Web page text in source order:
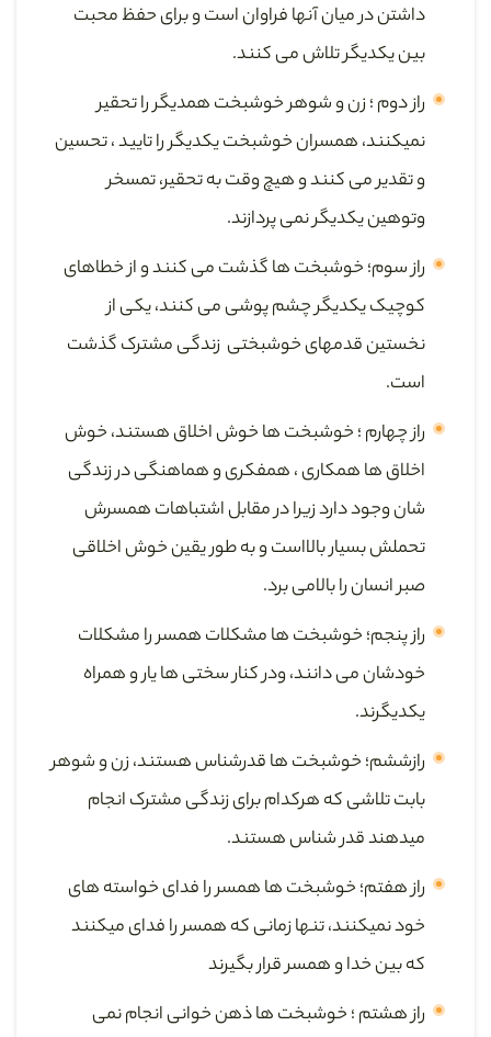
داشتن در میان آنها فراوان است و برای حفظ محبت
بین یکدیگر تلاش می کنند.
راز دوم ؛ زن و شوهر خوشبخت همدیگر را تحقیر
نمیکنند، همسران خوشبخت یکدیگر را تایید ، تحسین
و تقدیر می کنند و هیچ وقت به تحقیر، تمسخر
وتوهین یکدیگر نمی پردازند.
راز سوم؛ خوشبخت ها گذشت می کنند و از خطاهای
کوچیک یکدیگر چشم پوشی می کنند، یکی از
نخستین قدمهای خوشبختی زندگی مشترک گذشت
است.
راز چهارم ؛ خوشبخت ها خوش اخلاق هستند، خوش
اخلاق ها همکاری ، همفکری و هماهنگی در زندگی
شان وجود دارد زیرا در مقابل اشتباهات همسرش
تحملش بسیار بالااست و به طور یقین خوش اخلاقی
صبر انسان را بالامی برد.
راز پنجم؛ خوشبخت ها مشکلات همسر را مشکلات
خودشان می دانند، ودر کنار سختی ها یار و همراه
یکدیگرند.
رازششم؛ خوشبخت ها قدرشناس هستند، زن و شوهر
بابت تلاشی که هرکدام برای زندگی مشترک انجام
میدهند قدر شناس هستند.
راز هفتم؛ خوشبخت ها همسر را فدای خواسته های
خود نمیکنند، تنها زمانی که همسر را فدای میکنند
که بین خدا و همسر قرار بگیرند
راز هشتم ؛ خوشبخت ها ذهن خوانی انجام نمی